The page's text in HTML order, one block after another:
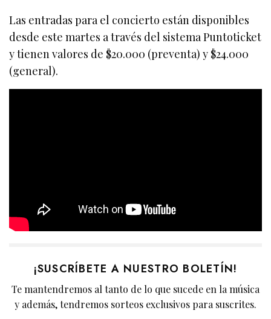
Las entradas para el concierto están disponibles
desde este martes a través del sistema Puntoticket
y tienen valores de $20.000 (preventa) y $24.000
(general).
¡SUSCRÍBETE A NUESTRO BOLETÍN!
Te mantendremos al tanto de lo que sucede en la música
y además, tendremos sorteos exclusivos para suscrites.